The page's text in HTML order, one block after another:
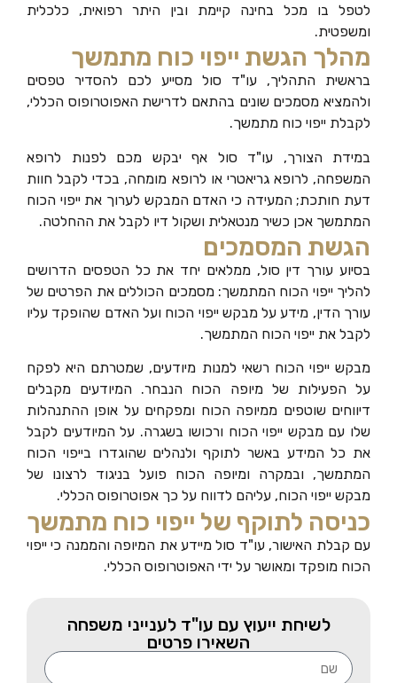
לטפל בו מכל בחינה קיימת ובין היתר רפואית, כלכלית
ומשפטית.
מהלך הגשת ייפוי כוח מתמשך
בראשית התהליך, עו"ד סול מסייע לכם להסדיר טפסים
ולהמציא מסמכים שונים בהתאם לדרישת האפוטרופוס הכללי,
לקבלת ייפוי כוח מתמשך.
במידת הצורך, עו"ד סול אף יבקש מכם לפנות לרופא
המשפחה, לרופא גריאטרי או לרופא מומחה, בכדי לקבל חוות
דעת חותכת; המעידה כי האדם המבקש לערוך את ייפוי הכוח
המתמשך אכן כשיר מנטאלית ושקול דיו לקבל את ההחלטה.
הגשת המסמכים
בסיוע עורך דין סול, ממלאים יחד את כל הטפסים הדרושים
להליך ייפוי הכוח המתמשך: מסמכים הכוללים את הפרטים של
עורך הדין, מידע על מבקש ייפוי הכוח ועל האדם שהופקד עליו
לקבל את ייפוי הכוח המתמשך.
מבקש ייפוי הכוח רשאי למנות מיודעים, שמטרתם היא לפקח
על הפעילות של מיופה הכוח הנבחר. המיודעים מקבלים
דיווחים שוטפים ממיופה הכוח ומפקחים על אופן ההתנהלות
שלו עם מבקש ייפוי הכוח ורכושו בשגרה. על המיודעים לקבל
את כל המידע באשר לתוקף ולנהלים שהוגדרו בייפוי הכוח
המתמשך, ובמקרה ומיופה הכוח פועל בניגוד לרצונו של
מבקש ייפוי הכוח, עליהם לדווח על כך אפוטרופוס הכללי.
כניסה לתוקף של ייפוי כוח מתמשך
עם קבלת האישור, עו"ד סול מיידע את המיופה והממנה כי ייפוי
הכוח מופקד ומאושר על ידי האפוטרופוס הכללי.
לשיחת ייעוץ עם עו"ד לענייני משפחה
השאירו פרטים